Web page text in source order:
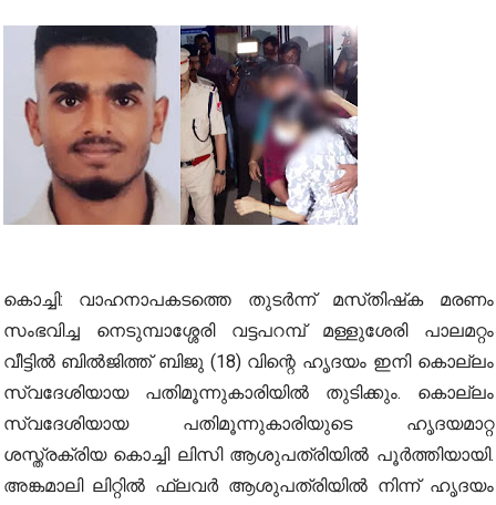
കൊച്ചി: വാഹനാപകടത്തെ തുടർന്ന്‌ മസ്‌തിഷ്‌ക മരണം
സംഭവിച്ച നെടുമ്പാശ്ശേരി വട്ടപറമ്പ് മള്ളുശേരി പാലമറ്റം
വീട്ടിൽ ബിൽജിത്ത്‌ ബിജു (18) വിന്റെ ഹൃദയം ഇനി കൊല്ലം
സ്വദേശിയായ പതിമൂന്നുകാരിയിൽ തുടിക്കും. കൊല്ലം
സ്വദേശിയായ പതിമൂന്നുകാരിയുടെ ഹൃദയമാറ്റ
ശസ്ത്രക്രിയ കൊച്ചി ലിസി ആശുപത്രിയിൽ പൂർത്തിയായി.
അങ്കമാലി ലിറ്റിൽ ഫ്ലവർ ആശുപത്രിയിൽ നിന്ന് ഹൃദയം